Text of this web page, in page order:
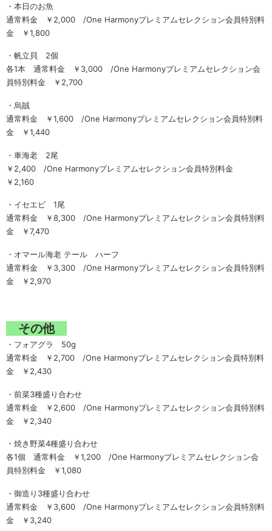
・本日のお魚
通常料金 ￥2,000 /One Harmonyプレミアムセレクション会員特別料
金 ￥1,800
・帆立貝 2個
各1本 通常料金 ￥3,000 /One Harmonyプレミアムセレクション会
員特別料金 ￥2,700
・烏賊
通常料金 ￥1,600 /One Harmonyプレミアムセレクション会員特別料
金 ￥1,440
・車海老 2尾
￥2,400 /One Harmonyプレミアムセレクション会員特別料金
￥2,160
・イセエビ 1尾
通常料金 ￥8,300 /One Harmonyプレミアムセレクション会員特別料
金 ￥7,470
・オマール海老 テール ハーフ
通常料金 ￥3,300 /One Harmonyプレミアムセレクション会員特別料
金 ￥2,970
その他
・フォアグラ 50g
通常料金 ￥2,700 /One Harmonyプレミアムセレクション会員特別料
金 ￥2,430
・前菜3種盛り合わせ
通常料金 ￥2,600 /One Harmonyプレミアムセレクション会員特別料
金 ￥2,340
・焼き野菜4種盛り合わせ
各1個 通常料金 ￥1,200 /One Harmonyプレミアムセレクション会
員特別料金 ￥1,080
・御造り3種盛り合わせ
通常料金 ￥3,600 /One Harmonyプレミアムセレクション会員特別料
金 ￥3,240